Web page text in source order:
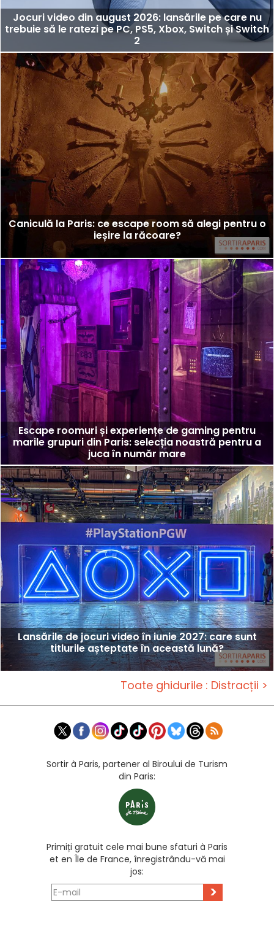
Jocuri video din august 2026: lansările pe care nu
trebuie să le ratezi pe PC, PS5, Xbox, Switch și Switch
2
Caniculă la Paris: ce escape room să alegi pentru o
ieșire la răcoare?
Escape roomuri și experiențe de gaming pentru
marile grupuri din Paris: selecția noastră pentru a
juca în număr mare
Lansările de jocuri video în iunie 2027: care sunt
titlurile așteptate în această lună?
Toate ghidurile : Distracții >
Sortir à Paris, partener al Biroului de Turism
din Paris:
Primiți gratuit cele mai bune sfaturi à Paris
et en Île de France, înregistrându-vă mai
jos:
>